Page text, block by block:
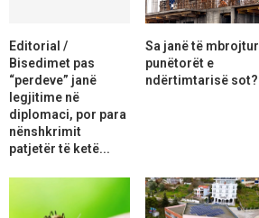
Editorial /
Bisedimet pas
“perdeve” janë
legjitime në
diplomaci, por para
nënshkrimit
patjetër të ketë...
Sa janë të mbrojtur
punëtorët e
ndërtimtarisë sot?